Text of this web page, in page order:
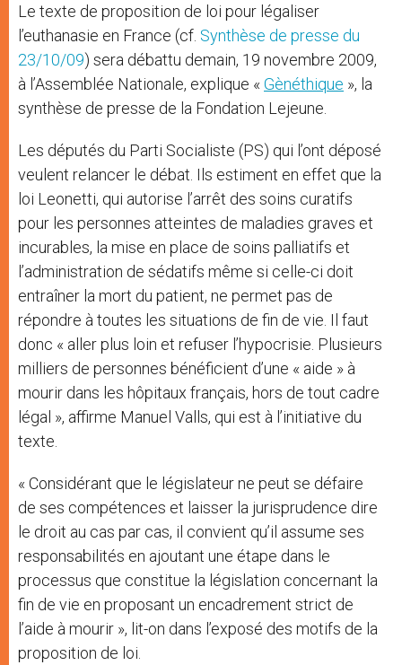
Le texte de proposition de loi pour légaliser
l’euthanasie en France (cf. Synthèse de presse du
23/10/09) sera débattu demain, 19 novembre 2009,
à l’Assemblée Nationale, explique « Gènéthique », la
synthèse de presse de la Fondation Lejeune.
Les députés du Parti Socialiste (PS) qui l’ont déposé
veulent relancer le débat. Ils estiment en effet que la
loi Leonetti, qui autorise l’arrêt des soins curatifs
pour les personnes atteintes de maladies graves et
incurables, la mise en place de soins palliatifs et
l’administration de sédatifs même si celle-ci doit
entraîner la mort du patient, ne permet pas de
répondre à toutes les situations de fin de vie. Il faut
donc « aller plus loin et refuser l’hypocrisie. Plusieurs
milliers de personnes bénéficient d’une « aide » à
mourir dans les hôpitaux français, hors de tout cadre
légal », affirme Manuel Valls, qui est à l’initiative du
texte.
« Considérant que le législateur ne peut se défaire
de ses compétences et laisser la jurisprudence dire
le droit au cas par cas, il convient qu’il assume ses
responsabilités en ajoutant une étape dans le
processus que constitue la législation concernant la
fin de vie en proposant un encadrement strict de
l’aide à mourir », lit-on dans l’exposé des motifs de la
proposition de loi.